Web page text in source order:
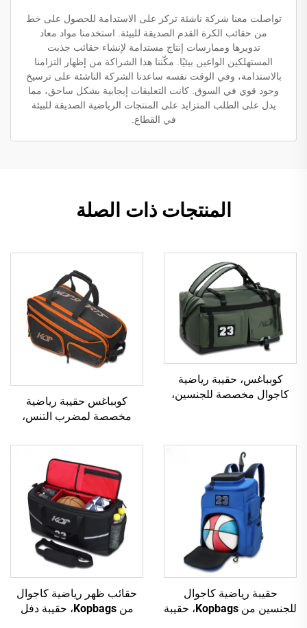
تواصلت معنا شركة ناشئة تركز على الاستدامة للحصول على خط
من حقائب الكرة القدم الصديقة للبيئة. استخدمنا مواد معاد
تدويرها وممارسات إنتاج مستدامة لإنشاء حقائب جذبت
المستهلكين الواعين بيئيًا. مكّننا هذا الشراكة من إظهار التزامنا
بالاستدامة، وفي الوقت نفسه ساعدنا الشركة الناشئة على ترسيخ
وجود قوي في السوق. كانت التعليقات إيجابية بشكل ساحق، مما
يدل على الطلب المتزايد على المنتجات الرياضية الصديقة للبيئة
في القطاع.
المنتجات ذات الصلة
كوبباغس، حقيبة رياضية
كاجوال مخصصة للجنسين،
كوبباغس حقيبة رياضية
مخصصة لمضرب التنس،
للماء، حقيبة ظهر الريشة
(بيكل بول)، حقيبة ظهر
رياضية
حقيبة رياضية كاجوال
للجنسين من Kopbags، حقيبة
حقائب ظهر رياضية كاجوال
من Kopbags، حقيبة دفل